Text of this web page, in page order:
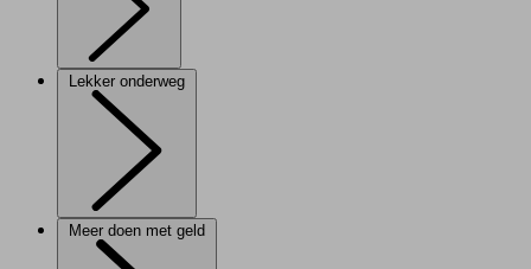
Lekker onderweg
Meer doen met geld